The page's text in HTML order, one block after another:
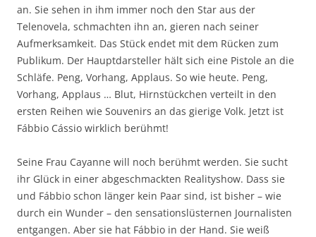
an. Sie sehen in ihm immer noch den Star aus der
Telenovela, schmachten ihn an, gieren nach seiner
Aufmerksamkeit. Das Stück endet mit dem Rücken zum
Publikum. Der Hauptdarsteller hält sich eine Pistole an die
Schläfe. Peng, Vorhang, Applaus. So wie heute. Peng,
Vorhang, Applaus … Blut, Hirnstückchen verteilt in den
ersten Reihen wie Souvenirs an das gierige Volk. Jetzt ist
Fábbio Cássio wirklich berühmt!
Seine Frau Cayanne will noch berühmt werden. Sie sucht
ihr Glück in einer abgeschmackten Realityshow. Dass sie
und Fábbio schon länger kein Paar sind, ist bisher – wie
durch ein Wunder – den sensationslüsternen Journalisten
entgangen. Aber sie hat Fábbio in der Hand. Sie weiß